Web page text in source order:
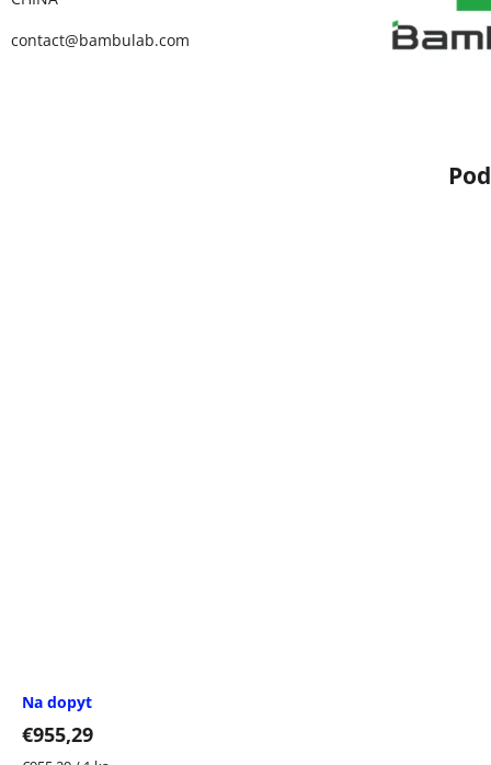
Na dopyt
€955,29
contact@bambulab.com